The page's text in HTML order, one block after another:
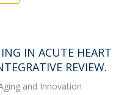
IN ACUTE HEART
REVIEW.
and Innovation